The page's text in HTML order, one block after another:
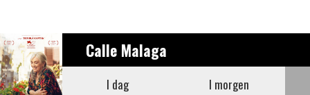
Calle Malaga
I dag I morgen